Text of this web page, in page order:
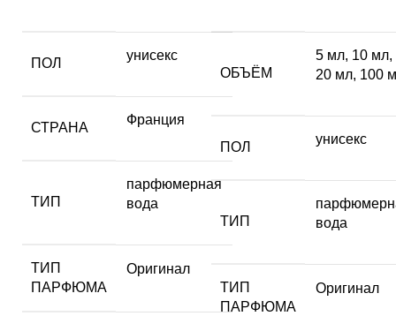
ПОЛ
унисекс
СТРАНА
Франция
ТИП
парфюмерная
вода
ТИП
ПАРФЮМА
Оригинал
ОБЪЁМ
5 мл, 10 мл,
20 мл, 100
ПОЛ
унисекс
ТИП
вода
ТИП
ПАРФЮМА
Оригинал